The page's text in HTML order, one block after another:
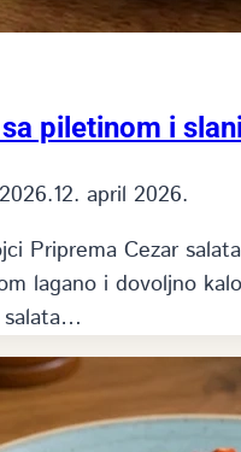
piletinom i
12. april 2026.
Priprema Cezar
lagano i dovoljno
salata…